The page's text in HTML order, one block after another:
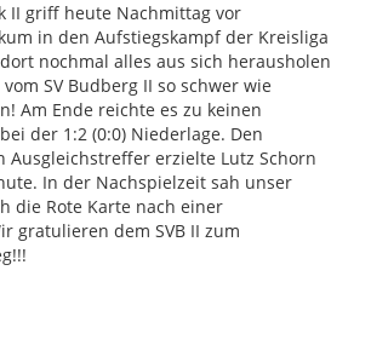
II griff heute Nachmittag vor
in den Aufstiegskampf der Kreisliga
nochmal alles aus sich herausholen
SV Budberg II so schwer wie
Am Ende reichte es zu keinen
der 1:2 (0:0) Niederlage. Den
Ausgleichstreffer erzielte Lutz Schorn
In der Nachspielzeit sah unser
die Rote Karte nach einer
gratulieren dem SVB II zum